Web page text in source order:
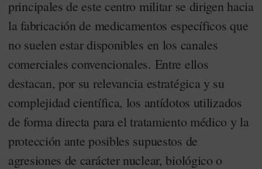
principales de este centro militar se dirigen hacia
la fabricación de medicamentos específicos que
no suelen estar disponibles en los canales
comerciales convencionales. Entre ellos
destacan, por su relevancia estratégica y su
complejidad científica, los antídotos utilizados
de forma directa para el tratamiento médico y la
protección ante posibles supuestos de
agresiones de carácter nuclear, biológico o